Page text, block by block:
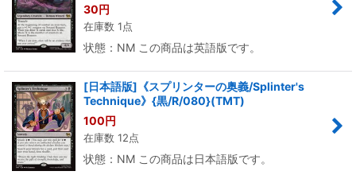
30円
在庫数 1点
状態：NM この商品は英語版です。
[日本語版]《スプリンターの奥義/Splinter's
Technique》{黒/R/080}(TMT)
100円
在庫数 12点
状態：NM この商品は日本語版です。